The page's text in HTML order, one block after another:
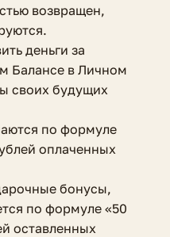
возвращен,
деньги за
Балансе в Личном
своих будущих
по формуле
оплаченных
бонусы,
по формуле «50
оставленных